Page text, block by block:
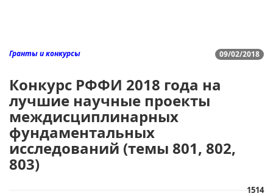
09/02/2018
Гранты и конкурсы
Конкурс РФФИ 2018 года на
лучшие научные проекты
междисциплинарных
фундаментальных
исследований (темы 801, 802,
803)
1514